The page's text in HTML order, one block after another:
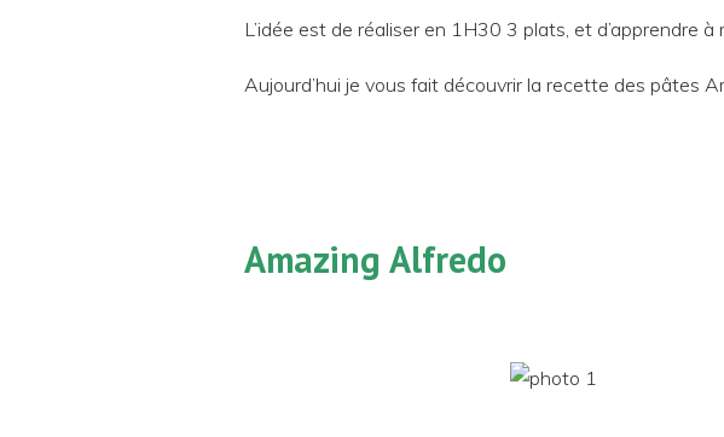
L’idée est de réaliser en 1H30 3 plats, et d’apprendre
Aujourd’hui je vous fait découvrir la recette des pâtes
Amazing Alfredo